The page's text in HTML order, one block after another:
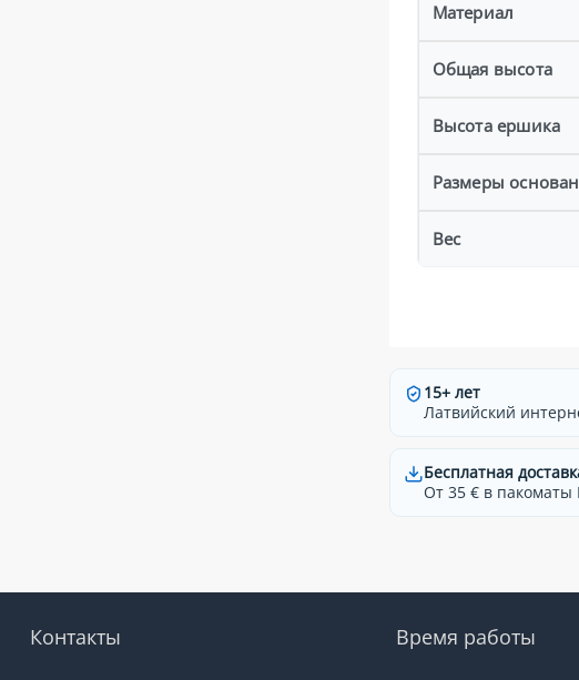
Материал
Общая высота
Высота ершика
Размеры
Вес
15+ лет
Латвийский
Бесплатная
От 35 € в пакоматы
Контакты Время работы